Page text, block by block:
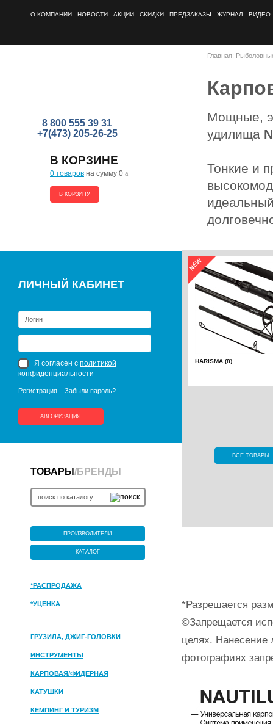
О КОМПАНИИ НОВОСТИ АКЦИИ СКИДКИ ПРЕДЗАКАЗЫ ЖУРНАЛ ВИДЕО
8 800 555 39 31
+7(473) 205-26-25
В КОРЗИНЕ
0 товаров на сумму 0 a
В КОРЗИНУ
ЛИЧНЫЙ КАБИНЕТ
Я согласен с политикой
конфиденциальности
Регистрация Забыли пароль?
АВТОРИЗАЦИЯ
ТОВАРЫ /БРЕНДЫ
ПРОИЗВОДИТЕЛИ
КАТАЛОГ
*РАСПРОДАЖА
*УЦЕНКА
ГРУЗИЛА, ДЖИГ-ГОЛОВКИ
ИНСТРУМЕНТЫ
КАРПОВАЯ/ФИДЕРНАЯ
КАТУШКИ
КЕМПИНГ И ТУРИЗМ
Главная:
Мощные,
удилища
Тонкие и
HARISMA (8)
ВСЕ ТОВАРЫ
*Разрешается
©Запрещается
целях. Нанесение
фотографиях